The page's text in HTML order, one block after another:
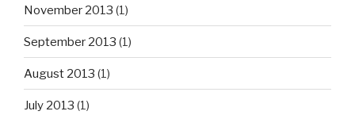
November 2013 (1)
September 2013 (1)
August 2013 (1)
July 2013 (1)